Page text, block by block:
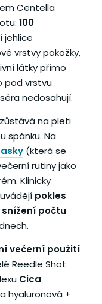
Centella
100
jehlice
vrstvy pokožky,
látky přímo
pod vrstvu
nedosahují.
na pleti
spánku. Na
(která se
rutiny jako
Klinicky
pokles
snížení počtu
večerní použití
Reedle Shot
Cica
hyaluronová +